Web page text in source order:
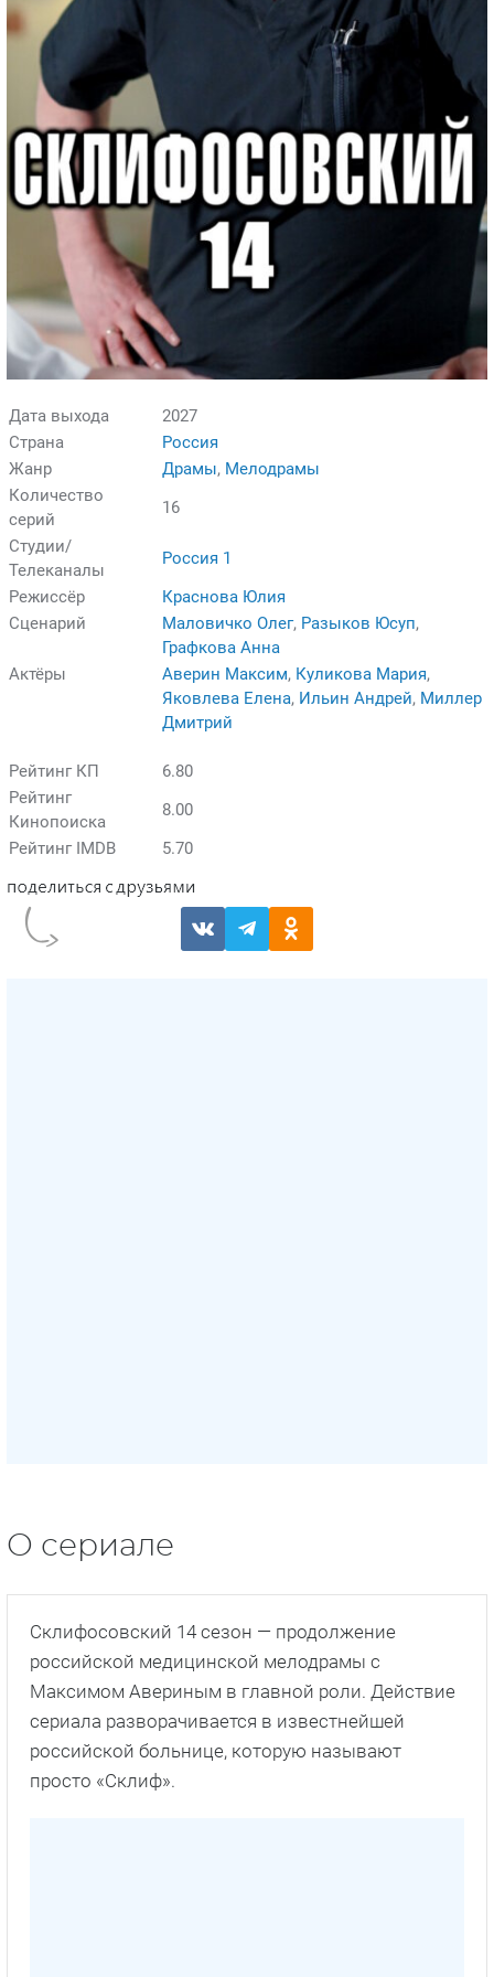
Дата выхода
2027
Страна
Россия
Жанр
Драмы, Мелодрамы
Количество
серий
16
Студии/
Телеканалы
Россия 1
Режиссёр
Краснова Юлия
Сценарий
Маловичко Олег, Разыков Юсуп,
Графкова Анна
Актёры
Аверин Максим, Куликова Мария,
Яковлева Елена, Ильин Андрей, Миллер
Дмитрий
Рейтинг КП
6.80
Рейтинг
Кинопоиска
8.00
Рейтинг IMDB
5.70
О сериале
Склифосовский 14 сезон — продолжение
российской медицинской мелодрамы с
Максимом Авериным в главной роли. Действие
сериала разворачивается в известнейшей
российской больнице, которую называют
просто «Склиф».